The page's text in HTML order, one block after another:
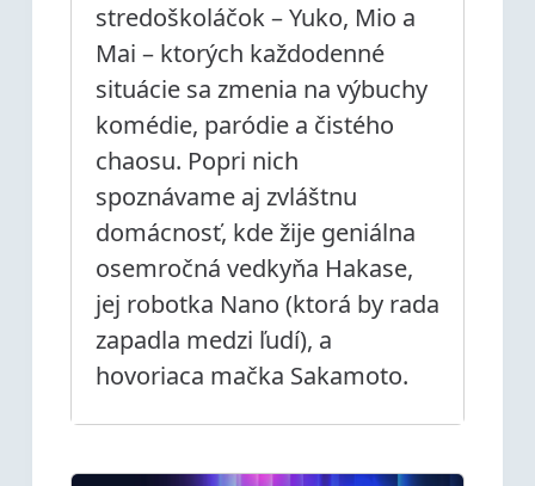
stredoškoláčok – Yuko, Mio a
Mai – ktorých každodenné
situácie sa zmenia na výbuchy
komédie, paródie a čistého
chaosu. Popri nich
spoznávame aj zvláštnu
domácnosť, kde žije geniálna
osemročná vedkyňa Hakase,
jej robotka Nano (ktorá by rada
zapadla medzi ľudí), a
hovoriaca mačka Sakamoto.